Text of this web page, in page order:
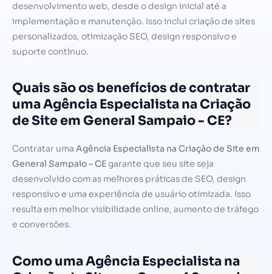
desenvolvimento web, desde o design inicial até a
implementação e manutenção. Isso inclui criação de sites
personalizados, otimização SEO, design responsivo e
suporte contínuo.
Quais são os benefícios de contratar
uma Agência Especialista na Criação
de Site em General Sampaio - CE?
Contratar uma Agência Especialista na Criação de Site em
General Sampaio – CEgarante que seu site seja
desenvolvido com as melhores práticas de SEO, design
responsivo e uma experiência de usuário otimizada. Isso
resulta em melhor visibilidade online, aumento de tráfego
e conversões.
Como uma Agência Especialista na